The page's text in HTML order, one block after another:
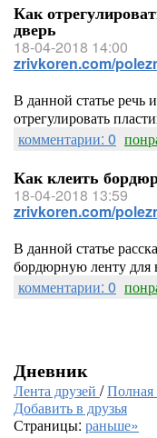
Как
дверь
18-04-2018 14:00
zrivkoren.com/
В данной статье речь
отрегулировать
комментарии: 0
Как клеить
18-04-2018 13:59
zrivkoren.com/
В данной статье
бордюрную ленту для
комментарии: 0
Дневник
Лента друзей /Полная
Добавить в друзья
Страницы: раньше»